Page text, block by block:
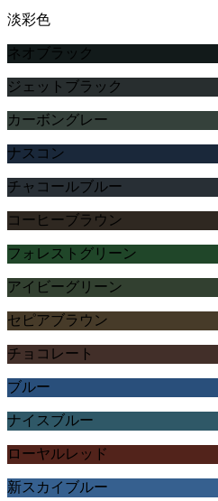
淡彩色
ネオブラック
ジェットブラック
カーボングレー
ナスコン
チャコールブルー
コーヒーブラウン
フォレストグリーン
アイビーグリーン
セピアブラウン
チョコレート
ブルー
ナイスブルー
ローヤルレッド
新スカイブルー